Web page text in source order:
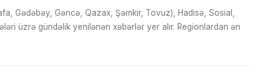
Gədəbəy, Gəncə, Qazax, Şəmkir, Tovuz), Hadisə, Sosial,
üzrə gündəlik yenilənən xəbərlər yer alır. Regionlardan ən